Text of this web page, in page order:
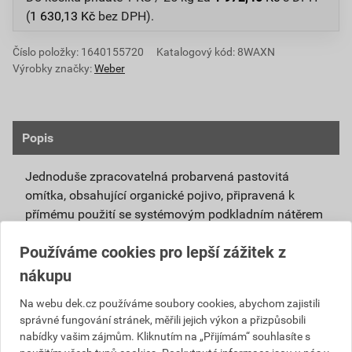
(1 630,13 Kč bez DPH).
Číslo položky: 1640155720
Katalogový kód: 8WAXN
Výrobky značky:Weber
Popis
Jednoduše zpracovatelná probarvená pastovitá
omítka, obsahující organické pojivo, připravená k
přímému použití se systémovým podkladním nátěrem
Vlivem ochlazování vnějšího souvrství
zateplovacích systémů v nočních hodinách,
dochází ke kondenzaci vody na povrchu, která
vytváří živnou půdu pro růst nevzhledných řas.
Povrch omítky weberpas aquaBalance dokáže
Používáme cookies pro lepší zážitek z
nákupu
Na webu dek.cz používáme soubory cookies, abychom zajistili
správné fungování stránek, měřili jejich výkon a přizpůsobili
nabídky vašim zájmům. Kliknutím na „Přijímám“ souhlasíte s